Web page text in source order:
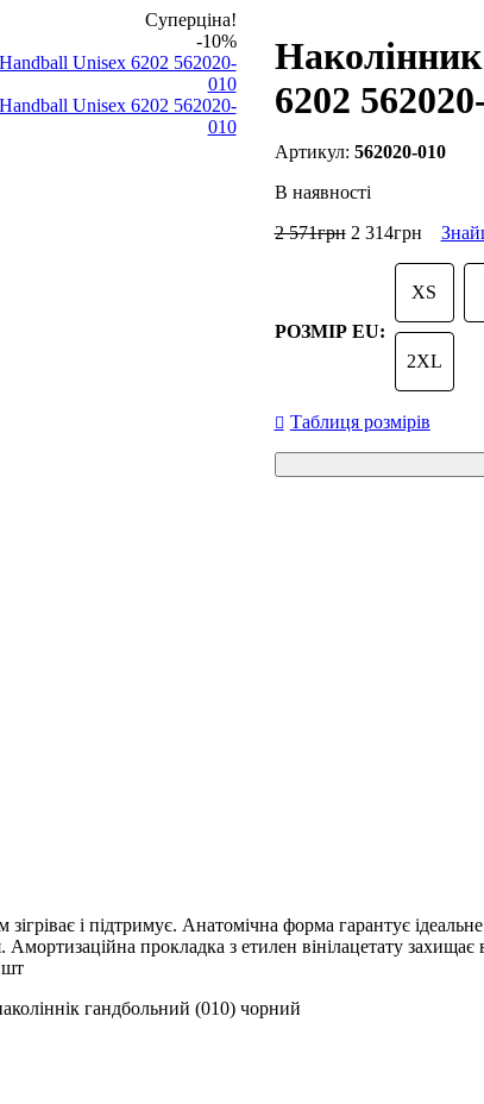
Суперціна!
-10%
6202
562020-010
В наявності
2 571грн 2 314грн
РОЗМІР EU:
XS
2XL
Таблиця розмірів
і підтримує. Анатомічна форма гарантує
прокладка з етилен вінілацетату
гандбольний (010) чорний